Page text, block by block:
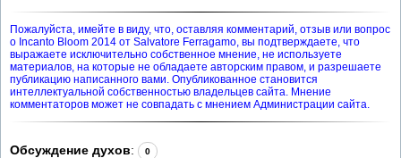
Пожалуйста, имейте в виду, что, оставляя комментарий, отзыв или вопрос
о Incanto Bloom 2014 от Salvatore Ferragamo, вы подтверждаете, что
выражаете исключительно собственное мнение, не используете
материалов, на которые не обладаете авторским правом, и разрешаете
публикацию написанного вами. Опубликованное становится
интеллектуальной собственностью владельцев сайта. Мнение
комментаторов может не совпадать с мнением Администрации сайта.
Обсуждение духов: 0